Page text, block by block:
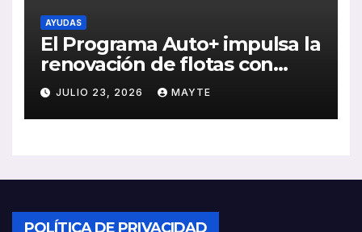
AYUDAS
El Programa Auto+ impulsa la
renovación de flotas con
ayudas a vehículos eléctricos
ligeros
JULIO 23, 2026 MAYTE
POLÍTICA DE PRIVACIDAD